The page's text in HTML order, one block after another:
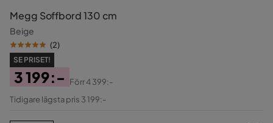
Megg Soffbord 130 cm
Beige
(2)
SE PRISET!
Pris
3 199:-
Original
Förr4 399:-
Tidigare lägsta pris 3 199:-